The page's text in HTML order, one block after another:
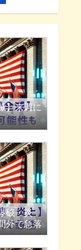
】来週に
破・炎
外で急落